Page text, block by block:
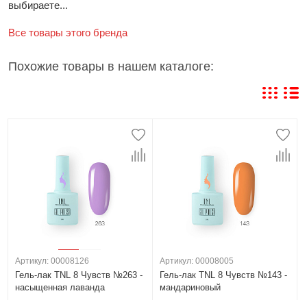
выбираете...
Все товары этого бренда
Похожие товары в нашем каталоге:
Артикул: 00008126
Гель-лак TNL 8 Чувств №263 -
насыщенная лаванда
Артикул: 00008005
Гель-лак TNL 8 Чувств №143 -
мандариновый